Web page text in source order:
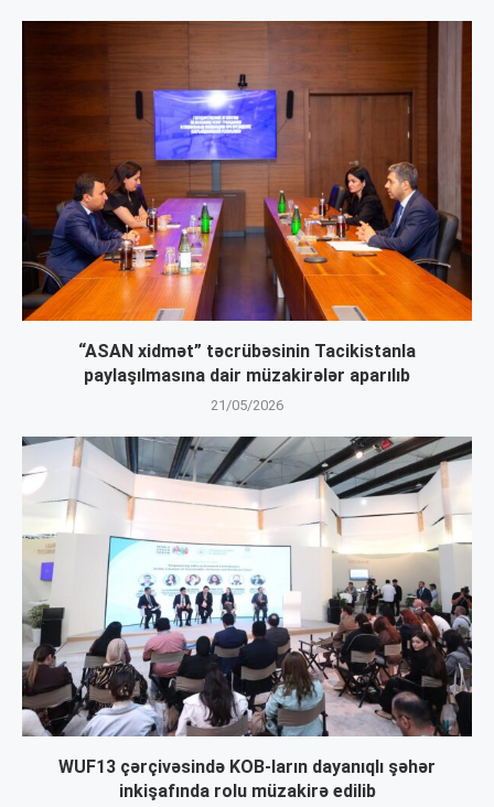
“ASAN xidmət” təcrübəsinin Tacikistanla
paylaşılmasına dair müzakirələr aparılıb
21/05/2026
WUF13 çərçivəsində KOB-ların dayanıqlı şəhər
inkişafında rolu müzakirə edilib